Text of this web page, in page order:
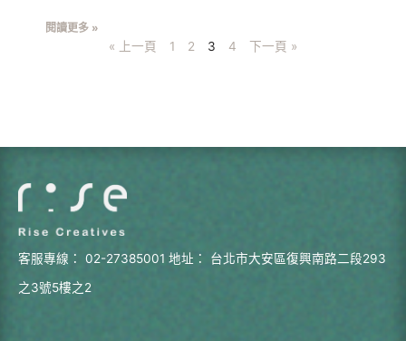
閱讀更多 »
« 上一頁 1 2 3 4 下一頁 »
客服專線： 02-27385001 地址： 台北市大安區復興南路二段293
之3號5樓之2